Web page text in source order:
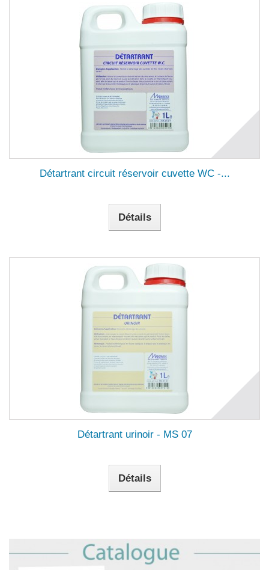
Détartrant circuit réservoir cuvette WC -...
Détails
Détartrant urinoir - MS 07
Détails